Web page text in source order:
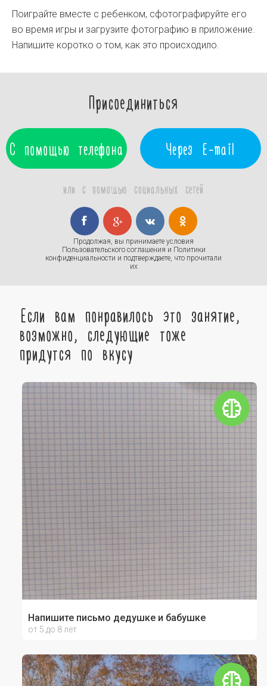
Поиграйте вместе с ребенком, сфотографируйте его
во время игры и загрузите фотографию в приложение.
Напишите коротко о том, как это происходило.
Присоединиться
С помощью телефона Через E-mail
или с помощью социальных сетей
Продолжая, вы принимаете условия
Пользовательского соглашения и Политики
конфиденциальности и подтверждаете, что прочитали
их
Если вам понравилось это занятие,
возможно, следующие тоже
придутся по вкусу
Напишите письмо дедушке и бабушке
от 5 до 8 лет